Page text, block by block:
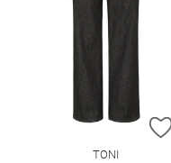
TONI